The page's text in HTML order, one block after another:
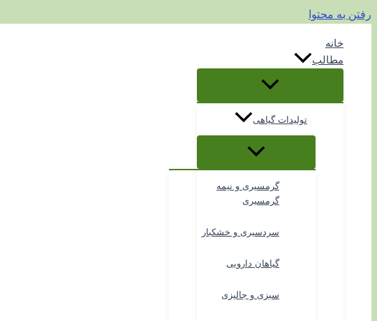
رفتن به محتوا
خانه
مطالب
تولیدات گیاهی
گرمسیری و نیمه
گرمسیری
سردسیری و خشکبار
گیاهان دارویی
سبزی و جالیزی